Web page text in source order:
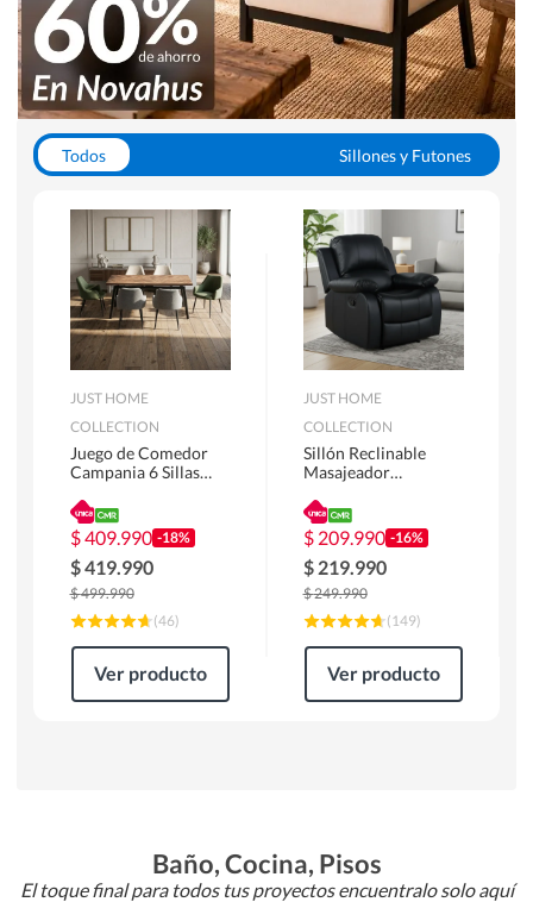
Todos
Sillones y Futones
Escritorios y Sillas PC
Racks y Muebles TV
Alfombras
JUST HOME
COLLECTION
Juego de Comedor
Campania 6 Sillas
180 x 90 x 76 cm
Café
$409.990 -18%
$419.990
$499.990
(46)
Ver producto
JUST HOME
COLLECTION
Sillón Reclinable
Masajeador
Atlanta 91x101x94
cm Negro
$ 209.990 -16%
$ 219.990
$249.990
(149)
Ver producto
Baño, Cocina, Pisos
El toque final para todos tus proyectos encuentralo solo aquí